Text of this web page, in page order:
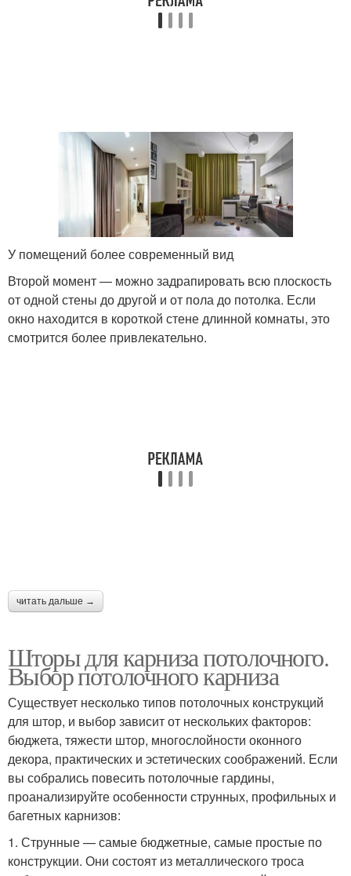
У помещений более современный вид
Второй момент — можно задрапировать всю плоскость
от одной стены до другой и от пола до потолка. Если
окно находится в короткой стене длинной комнаты, это
смотрится более привлекательно.
читать дальше →
Шторы для карниза потолочного.
Выбор потолочного карниза
Существует несколько типов потолочных конструкций
для штор, и выбор зависит от нескольких факторов:
бюджета, тяжести штор, многослойности оконного
декора, практических и эстетических соображений. Если
вы собрались повесить потолочные гардины,
проанализируйте особенности струнных, профильных и
багетных карнизов:
1. Струнные — самые бюджетные, самые простые по
конструкции. Они состоят из металлического троса